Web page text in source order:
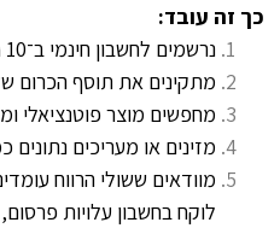
כך זה עובד:
נרשמים לחשבוןחינמי ב־Helium 10
מתקינים את תוסף הכרום
מחפשים מוצר פוטנציאלי
מזינים או מעריכים נתונים
לוקח בחשבון עלויות